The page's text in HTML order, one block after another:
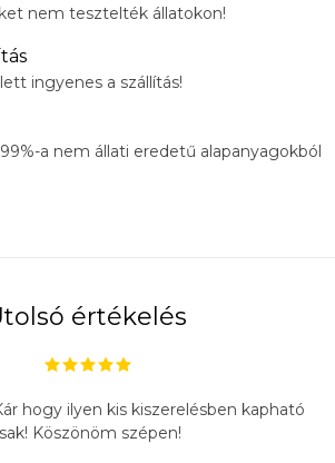
nem tesztelték állatokon!
ingyenes a szállítás!
a nem állati eredetű alapanyagokból
értékelés
hogy ilyen kis kiszerelésben kapható
Köszönöm szépen!